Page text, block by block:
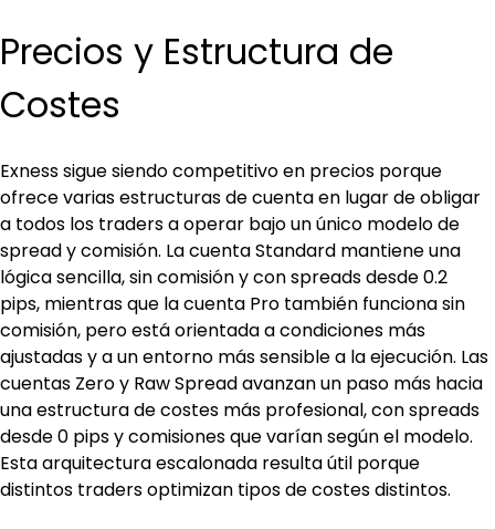
Precios y Estructura de
Costes
Exness sigue siendo competitivo en precios porque
ofrece varias estructuras de cuenta en lugar de obligar
a todos los traders a operar bajo un único modelo de
spread y comisión. La cuenta Standard mantiene una
lógica sencilla, sin comisión y con spreads desde 0.2
pips, mientras que la cuenta Pro también funciona sin
comisión, pero está orientada a condiciones más
ajustadas y a un entorno más sensible a la ejecución. Las
cuentas Zero y Raw Spread avanzan un paso más hacia
una estructura de costes más profesional, con spreads
desde 0 pips y comisiones que varían según el modelo.
Esta arquitectura escalonada resulta útil porque
distintos traders optimizan tipos de costes distintos.